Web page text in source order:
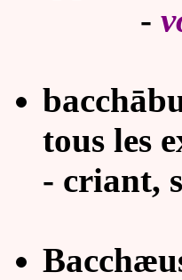
-
tous les
- criant,